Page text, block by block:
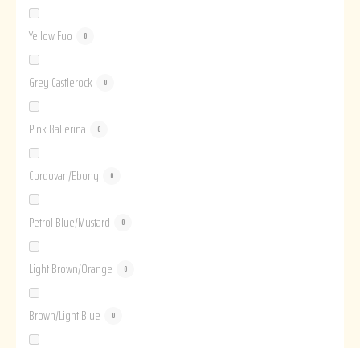
Yellow Fuo 0
Grey Castlerock 0
Pink Ballerina 0
Cordovan/Ebony 0
Petrol Blue/Mustard 0
Light Brown/Orange 0
Brown/Light Blue 0